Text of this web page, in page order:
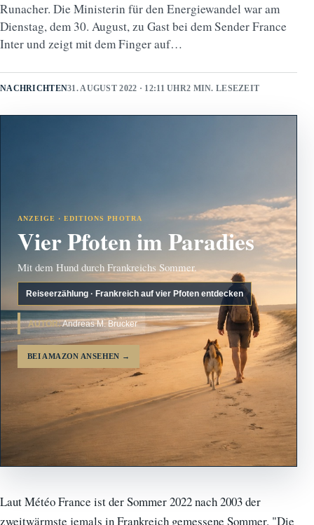
Runacher. Die Ministerin für den Energiewandel war am
Dienstag, dem 30. August, zu Gast bei dem Sender France
Inter und zeigt mit dem Finger auf…
NACHRICHTEN31. AUGUST 2022 · 12:11 UHR2 MIN. LESEZEIT
ANZEIGE · EDITIONS PHOTRA
Vier Pfoten im Paradies
Mit dem Hund durch Frankreichs Sommer.
Reiseerzählung · Frankreich auf vier Pfoten entdecken
AUTOR:Andreas M. Brucker
BEI AMAZON ANSEHEN →
Laut Météo France ist der Sommer 2022 nach 2003 der
zweitwärmste jemals in Frankreich gemessene Sommer. "Die